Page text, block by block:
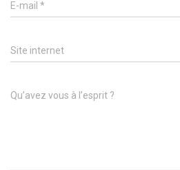
E-mail *
Site internet
Qu’avez vous à l’esprit ?